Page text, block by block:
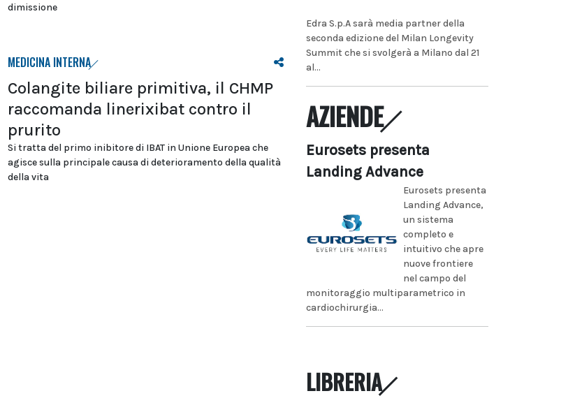
dimissione
MEDICINA INTERNA
Colangite biliare primitiva, il CHMP
raccomanda linerixibat contro il
prurito
Si tratta del primo inibitore di IBAT in Unione Europea che
agisce sulla principale causa di deterioramento della qualità
della vita
Edra S.p.A sarà media partner della
seconda edizione del Milan Longevity
Summit che si svolgerà a Milano dal 21
al...
AZIENDE
Eurosets presenta
Landing Advance
Eurosets presenta
Landing Advance,
un sistema
completo e
intuitivo che apre
nuove frontiere
nel campo del
monitoraggio multiparametrico in
cardiochirurgia...
LIBRERIA